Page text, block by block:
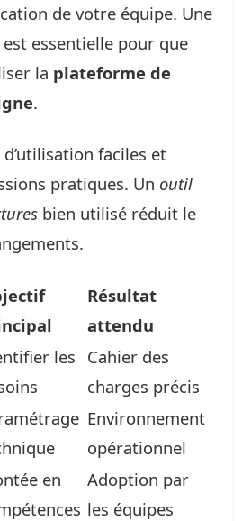
de votre équipe. Une
essentielle pour que
la plateforme de
.
faciles et
pratiques. Un outil
bien utilisé réduit le
Résultat
attendu
les Cahier des
charges précis
Environnement
opérationnel
en
Adoption par
les équipes